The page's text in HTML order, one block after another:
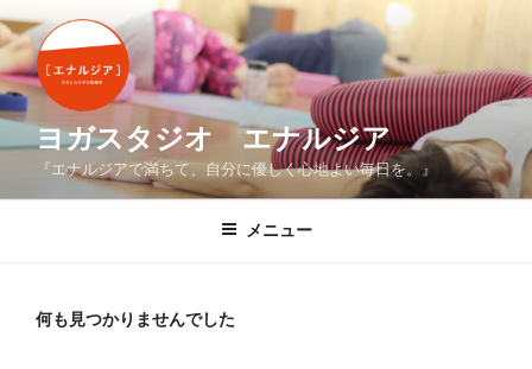
コ
ン
テ
ン
ツ
へ
ヨガスタジオ エナルジア
『エナルジアで満ちて、自分に優しく心地よい毎日を。』
メニュー
何も見つかりませんでした